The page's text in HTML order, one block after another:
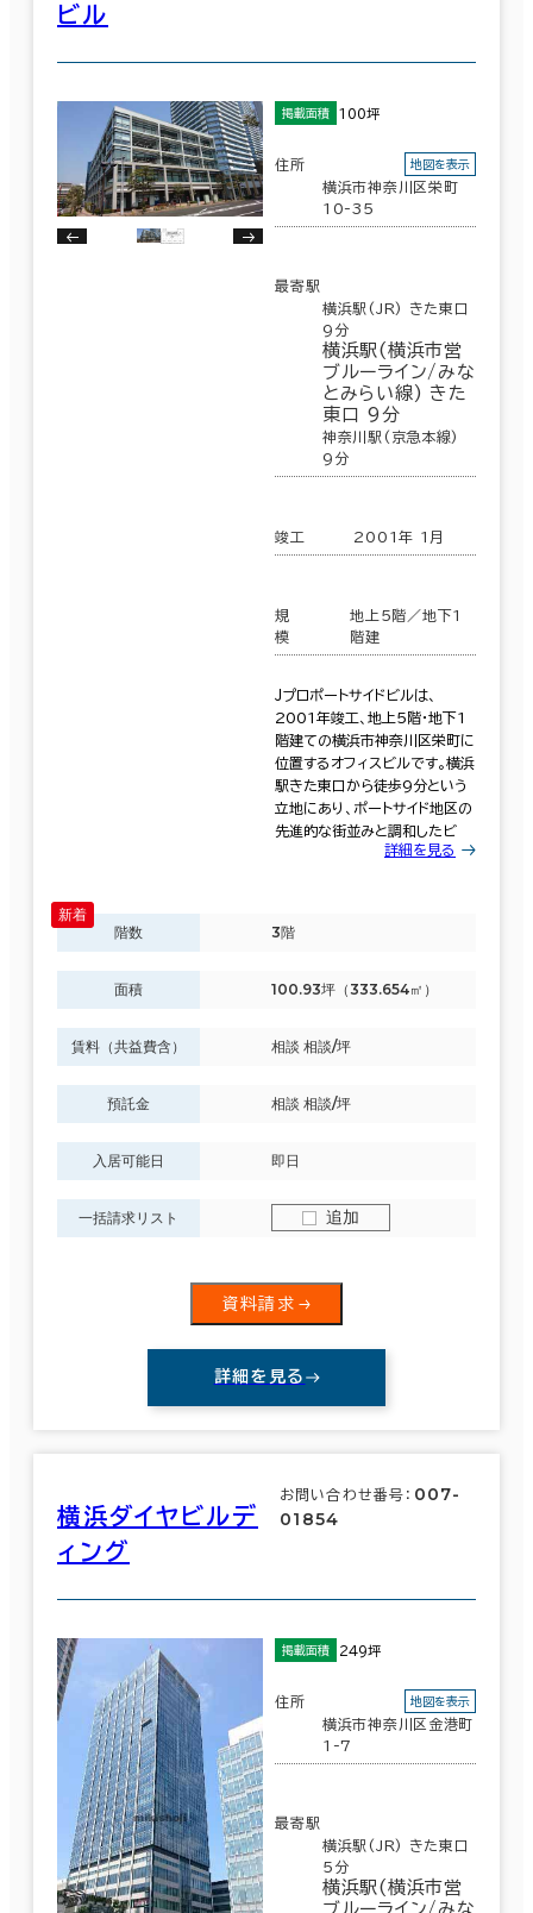
ビル
掲載面積 100坪
住所
横浜市神奈川区栄町
10-35
地図を表示
最寄駅
横浜駅(JR) きた東口
9分
横浜駅(横浜市営
ブルーライン/みな
とみらい線) きた
東口 9分
神奈川駅(京急本線)
9分
竣工 2001年 1月
規
模
地上5階／地下1
階建
Ｊプロポートサイドビルは、
2001年竣工、地上5階・地下1
階建ての横浜市神奈川区栄町に
位置するオフィスビルです。横浜
駅きた東口から徒歩9分という
立地にあり、ポートサイド地区の
先進的な街並みと調和したビ
詳細を見る
階数 3階
面積 100.93坪（333.654㎡）
賃料（共益費含） 相談 相談/坪
預託金 相談 相談/坪
入居可能日 即日
一括請求リスト 追加
資料請求
詳細を見る
横浜ダイヤビルデ
ィング
お問い合わせ番号： 007-
01854
掲載面積 249坪
住所
横浜市神奈川区金港町
1-7
地図を表示
最寄駅
横浜駅(JR) きた東口
5分
横浜駅(横浜市営
ブルーライン/みな